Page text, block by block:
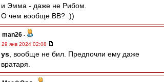
и Эмма - даже не Рибом.
О чем вообще ВВ? :))
man26 -
29 янв 2024 02:08
ys , вообще не бил. Предпочли ему даже
вратаря.